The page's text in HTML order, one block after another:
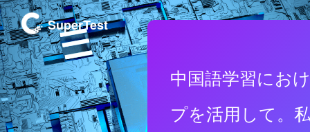
SuperTest
中国語学習にお
プを活用して。